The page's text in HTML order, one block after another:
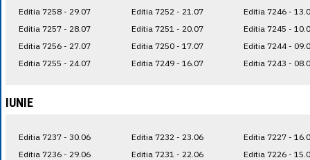
Editia 7258 - 29.07
Editia 7257 - 28.07
Editia 7256 - 27.07
Editia 7255 - 24.07
Editia 7252 - 21.07
Editia 7251 - 20.07
Editia 7250 - 17.07
Editia 7249 - 16.07
Editia 7246 -
Editia 7245 -
Editia 7244 -
Editia 7243 -
IUNIE
Editia 7237 - 30.06
Editia 7236 - 29.06
Editia 7232 - 23.06
Editia 7231 - 22.06
Editia 7227 -
Editia 7226 -